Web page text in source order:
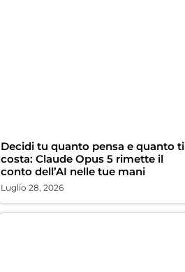
Decidi tu quanto pensa e quanto ti
costa: Claude Opus 5 rimette il
conto dell’AI nelle tue mani
Luglio 28, 2026